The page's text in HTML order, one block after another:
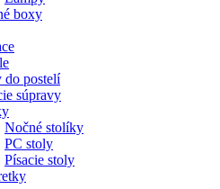
boxy
do postelí
súpravy
Nočné stolíky
PC stoly
Písacie stoly